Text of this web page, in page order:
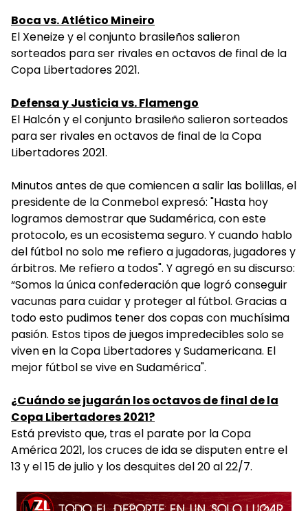
Boca vs. Atlético Mineiro
El Xeneize y el conjunto brasileños salieron
sorteados para ser rivales en octavos de final de la
Copa Libertadores 2021.
Defensa y Justicia vs. Flamengo
El Halcón y el conjunto brasileño salieron sorteados
para ser rivales en octavos de final de la Copa
Libertadores 2021.
Minutos antes de que comiencen a salir las bolillas, el
presidente de la Conmebol expresó: "Hasta hoy
logramos demostrar que Sudamérica, con este
protocolo, es un ecosistema seguro. Y cuando hablo
del fútbol no solo me refiero a jugadoras, jugadores y
árbitros. Me refiero a todos". Y agregó en su discurso:
“Somos la única confederación que logró conseguir
vacunas para cuidar y proteger al fútbol. Gracias a
todo esto pudimos tener dos copas con muchísima
pasión. Estos tipos de juegos impredecibles solo se
viven en la Copa Libertadores y Sudamericana. El
mejor fútbol se vive en Sudamérica".
¿Cuándo se jugarán los octavos de final de la
Copa Libertadores 2021?
Está previsto que, tras el parate por la Copa
América 2021, los cruces de ida se disputen entre el
13 y el 15 de julio y los desquites del 20 al 22/7.